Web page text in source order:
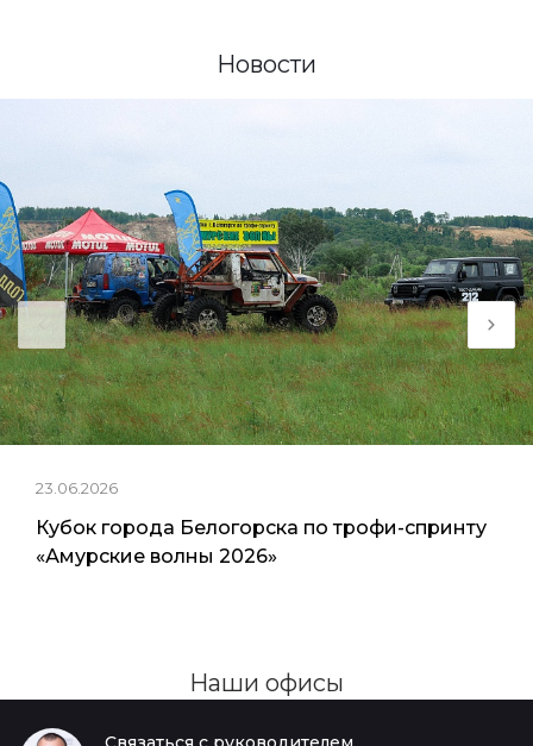
Новости
23.06.2026
Кубок города Белогорска по трофи-спринту
«Амурские волны 2026»
Наши офисы